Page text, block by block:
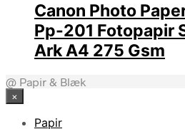
Canon Photo
Pp-201 Fotopapir
Ark A4 275 Gsm
@ Papir & Blæk
×
Papir